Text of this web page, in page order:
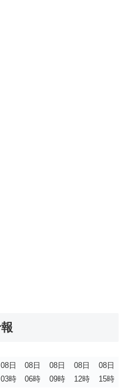
08日
03時
08日
06時
08日
09時
08日
12時
08日
15時